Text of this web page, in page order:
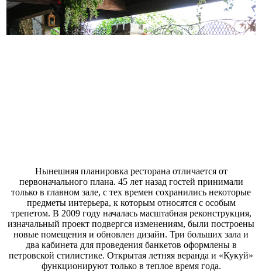
Нынешняя планировка ресторана отличается от
первоначального плана. 45 лет назад гостей принимали
только в главном зале, с тех времен сохранились некоторые
предметы интерьера, к которым относятся с особым
трепетом. В 2009 году началась масштабная реконструкция,
изначальный проект подвергся изменениям, были построены
новые помещения и обновлен дизайн. Три больших зала и
два кабинета для проведения банкетов оформлены в
петровской стилистике. Открытая летняя веранда и «Кукуй»
функционируют только в теплое время года.